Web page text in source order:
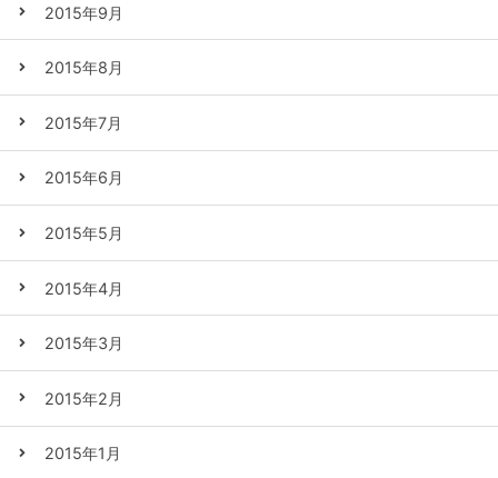
2015年9月
2015年8月
2015年7月
2015年6月
2015年5月
2015年4月
2015年3月
2015年2月
2015年1月